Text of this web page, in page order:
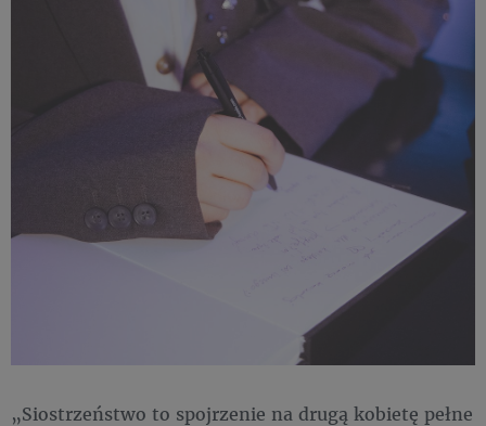
„Siostrzeństwo to spojrzenie na drugą kobietę pełne